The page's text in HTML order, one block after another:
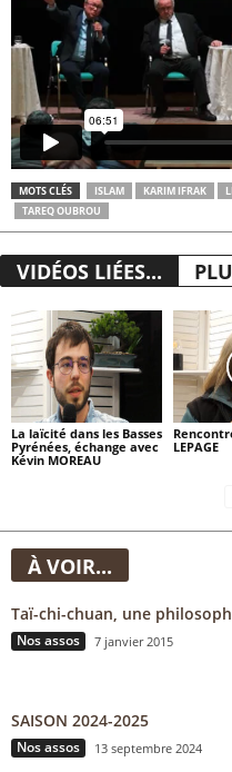
MOTS CLÉS ISLAM KARIM IFRAK
TAREQ OUBROU
VIDÉOS LIÉES...
La laïcité dans les Basses
Pyrénées, échange avec
Kévin MOREAU
LEPAGE
À VOIR...
Taï-chi-chuan, une
Nos assos 7 janvier 2015
SAISON 2024-2025
Nos assos 13 septembre 2024